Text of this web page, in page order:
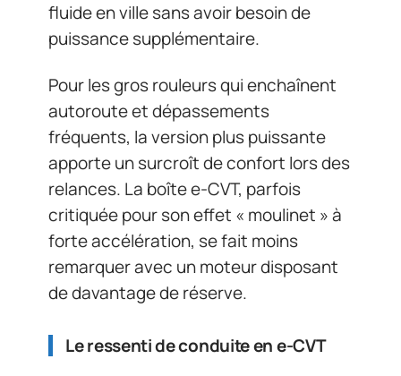
fluide en ville sans avoir besoin de
puissance supplémentaire.
Pour les gros rouleurs qui enchaînent
autoroute et dépassements
fréquents, la version plus puissante
apporte un surcroît de confort lors des
relances. La boîte e-CVT, parfois
critiquée pour son effet « moulinet » à
forte accélération, se fait moins
remarquer avec un moteur disposant
de davantage de réserve.
Le ressenti de conduite en e-CVT